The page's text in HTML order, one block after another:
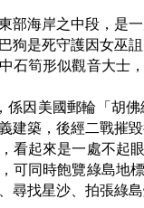
部海岸之中段，是
狗是死守護因女巫
石筍形似觀音大士
係因美國郵輪「胡
建築，後經二戰摧
看起來是一處不起
，可同時飽覽綠島地
尋找星沙、拍張綠